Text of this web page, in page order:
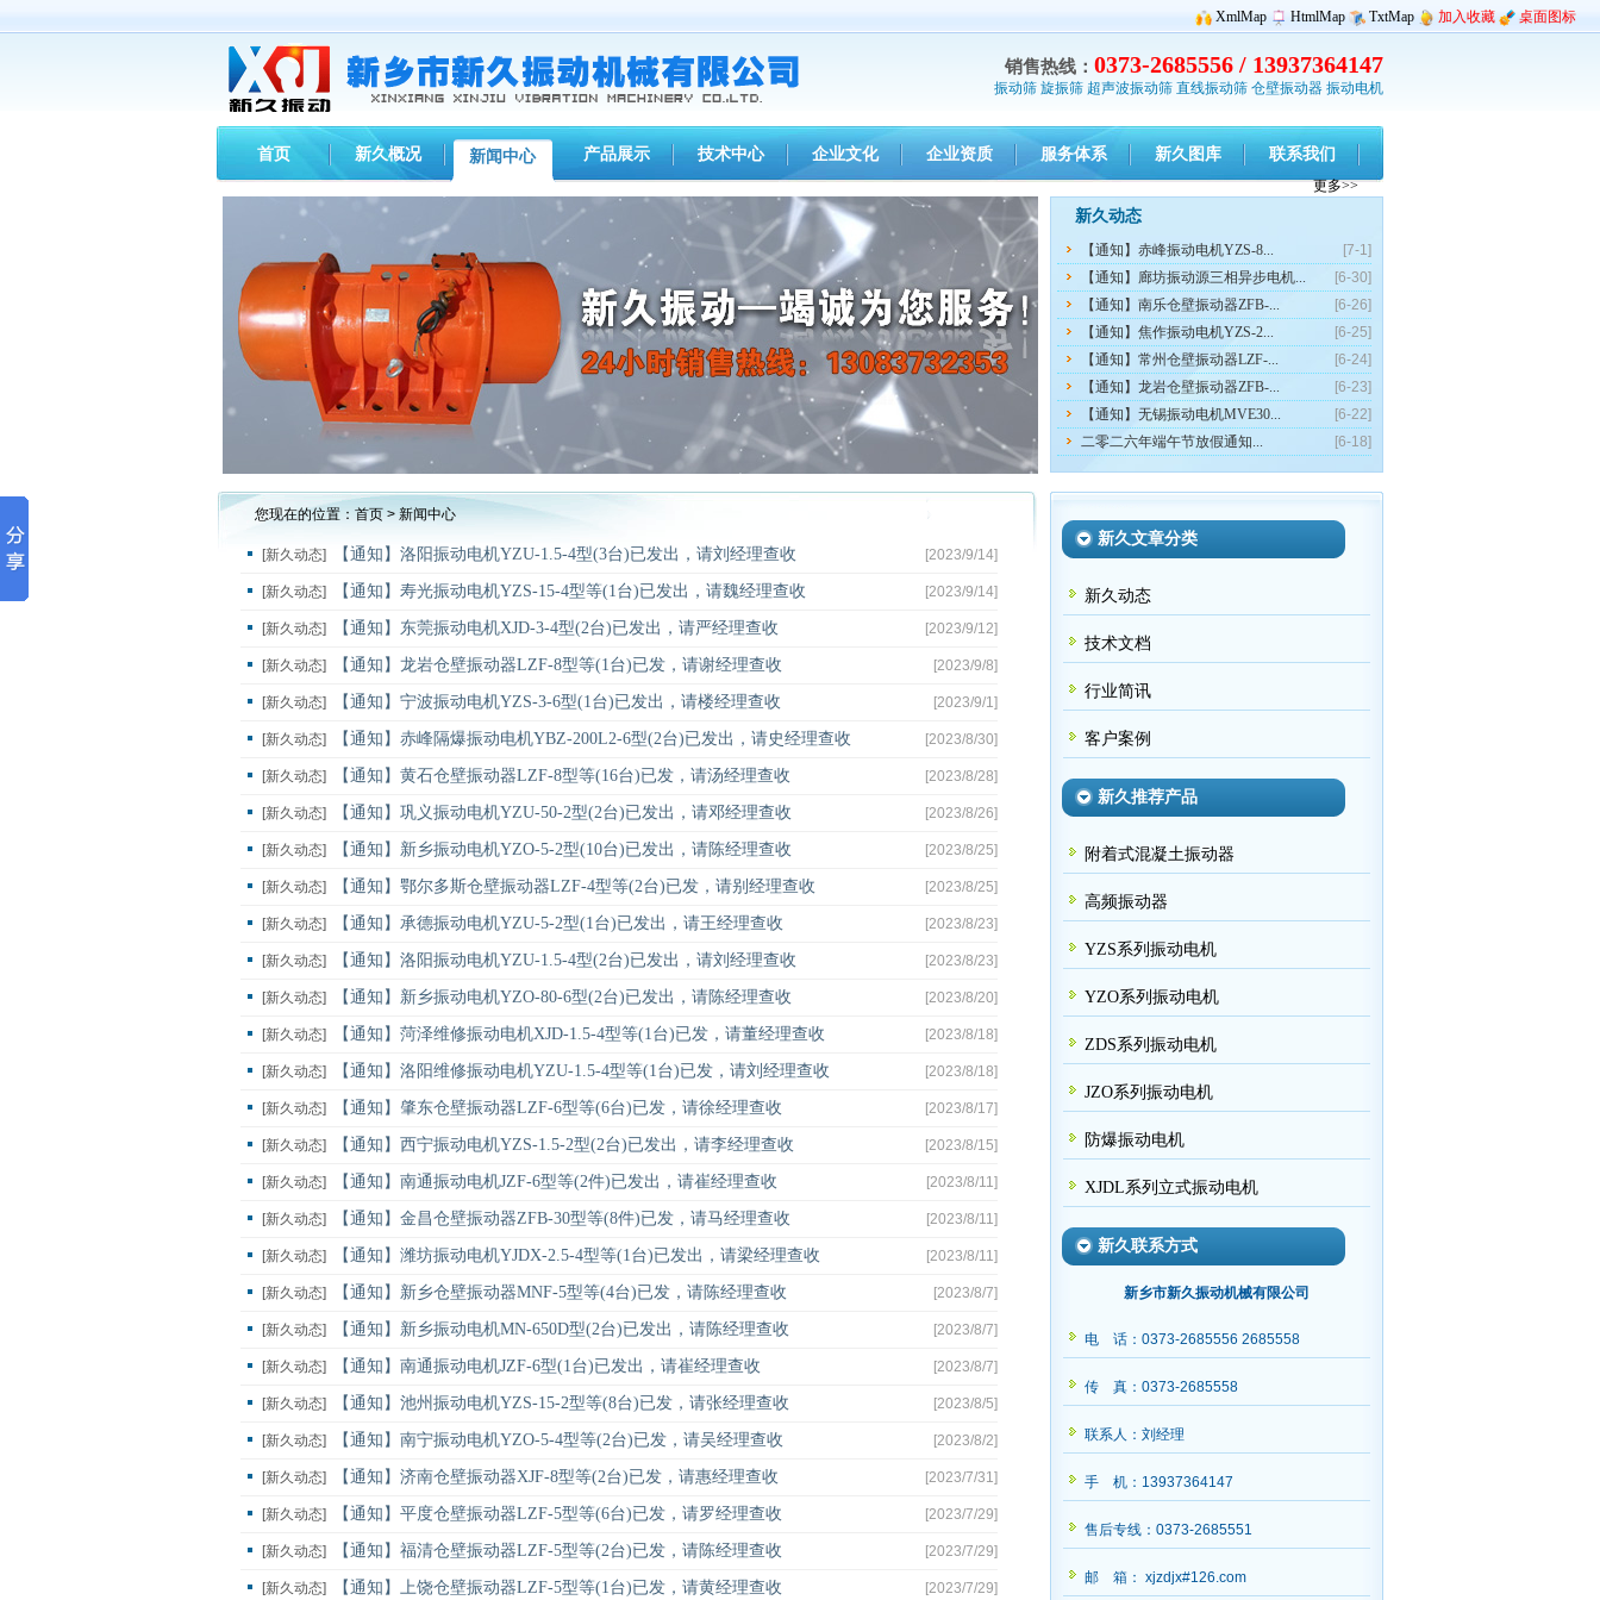
XmlMap HtmlMap TxtMap 加入收藏 桌面图标
销售热线： 0373-2685556 / 13937364147
振动筛 旋振筛 超声波振动筛 直线振动筛 仓壁振动器 振动电机
首页 新久概况 新闻中心 产品展示 技术中心 企业文化 企业资质 服务体系 新久图库 联系我们
1 2
新久动态
更多>>
[7-1]
【通知】赤峰振动电机YZS-8...
[6-30]
【通知】廊坊振动源三相异步电机...
[6-26]
【通知】南乐仓壁振动器ZFB-...
[6-25]
【通知】焦作振动电机YZS-2...
[6-24]
【通知】常州仓壁振动器LZF-...
[6-23]
【通知】龙岩仓壁振动器ZFB-...
[6-22]
【通知】无锡振动电机MVE30...
[6-18]
二零二六年端午节放假通知...
您现在的位置： 首页 > 新闻中心
[2023/9/14]
[新久动态] 【通知】洛阳振动电机YZU-1.5-4型(3台)已发出，请刘经理查收
[2023/9/14]
[新久动态] 【通知】寿光振动电机YZS-15-4型等(1台)已发出，请魏经理查收
[2023/9/12]
[新久动态] 【通知】东莞振动电机XJD-3-4型(2台)已发出，请严经理查收
[2023/9/8]
[新久动态] 【通知】龙岩仓壁振动器LZF-8型等(1台)已发，请谢经理查收
[2023/9/1]
[新久动态] 【通知】宁波振动电机YZS-3-6型(1台)已发出，请楼经理查收
[2023/8/30]
[新久动态] 【通知】赤峰隔爆振动电机YBZ-200L2-6型(2台)已发出，请史经理查收
[2023/8/28]
[新久动态] 【通知】黄石仓壁振动器LZF-8型等(16台)已发，请汤经理查收
[2023/8/26]
[新久动态] 【通知】巩义振动电机YZU-50-2型(2台)已发出，请邓经理查收
[2023/8/25]
[新久动态] 【通知】新乡振动电机YZO-5-2型(10台)已发出，请陈经理查收
[2023/8/25]
[新久动态] 【通知】鄂尔多斯仓壁振动器LZF-4型等(2台)已发，请别经理查收
[2023/8/23]
[新久动态] 【通知】承德振动电机YZU-5-2型(1台)已发出，请王经理查收
[2023/8/23]
[新久动态] 【通知】洛阳振动电机YZU-1.5-4型(2台)已发出，请刘经理查收
[2023/8/20]
[新久动态] 【通知】新乡振动电机YZO-80-6型(2台)已发出，请陈经理查收
[2023/8/18]
[新久动态] 【通知】菏泽维修振动电机XJD-1.5-4型等(1台)已发，请董经理查收
[2023/8/18]
[新久动态] 【通知】洛阳维修振动电机YZU-1.5-4型等(1台)已发，请刘经理查收
[2023/8/17]
[新久动态] 【通知】肇东仓壁振动器LZF-6型等(6台)已发，请徐经理查收
[2023/8/15]
[新久动态] 【通知】西宁振动电机YZS-1.5-2型(2台)已发出，请李经理查收
[2023/8/11]
[新久动态] 【通知】南通振动电机JZF-6型等(2件)已发出，请崔经理查收
[2023/8/11]
[新久动态] 【通知】金昌仓壁振动器ZFB-30型等(8件)已发，请马经理查收
[2023/8/11]
[新久动态] 【通知】潍坊振动电机YJDX-2.5-4型等(1台)已发出，请梁经理查收
[2023/8/7]
[新久动态] 【通知】新乡仓壁振动器MNF-5型等(4台)已发，请陈经理查收
[2023/8/7]
[新久动态] 【通知】新乡振动电机MN-650D型(2台)已发出，请陈经理查收
[2023/8/7]
[新久动态] 【通知】南通振动电机JZF-6型(1台)已发出，请崔经理查收
[2023/8/5]
[新久动态] 【通知】池州振动电机YZS-15-2型等(8台)已发，请张经理查收
[2023/8/2]
[新久动态] 【通知】南宁振动电机YZO-5-4型等(2台)已发，请吴经理查收
[2023/7/31]
[新久动态] 【通知】济南仓壁振动器XJF-8型等(2台)已发，请惠经理查收
[2023/7/29]
[新久动态] 【通知】平度仓壁振动器LZF-5型等(6台)已发，请罗经理查收
[2023/7/29]
[新久动态] 【通知】福清仓壁振动器LZF-5型等(2台)已发，请陈经理查收
[2023/7/29]
[新久动态] 【通知】上饶仓壁振动器LZF-5型等(1台)已发，请黄经理查收
新久文章分类
新久动态
技术文档
行业简讯
客户案例
新久推荐产品
附着式混凝土振动器
高频振动器
YZS系列振动电机
YZO系列振动电机
ZDS系列振动电机
JZO系列振动电机
防爆振动电机
XJDL系列立式振动电机
新久联系方式
新乡市新久振动机械有限公司
电 话：0373-2685556 2685558
传 真：0373-2685558
联系人：刘经理
手 机：13937364147
售后专线：0373-2685551
邮 箱： xjzdjx#126.com